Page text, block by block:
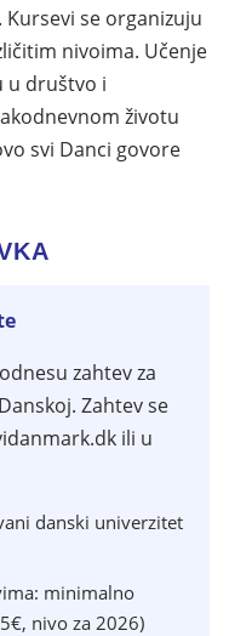
se organizuju
nivoima. Učenje
u društvo i
životu
svi Danci govore
zahtev za
Zahtev se
ili u
danski univerzitet
minimalno
nivo za 2026)